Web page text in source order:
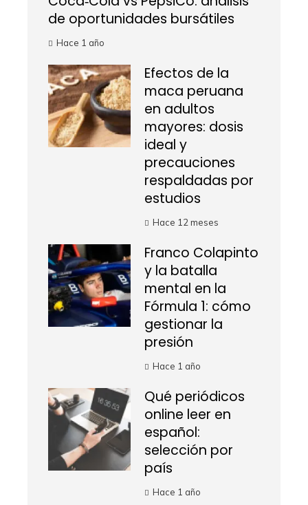
de oportunidades bursátiles
Hace 1 año
Efectos de la
maca peruana
en adultos
mayores: dosis
ideal y
precauciones
respaldadas por
estudios
Hace 12 meses
Franco Colapinto
y la batalla
mental en la
Fórmula 1: cómo
gestionar la
presión
Hace 1 año
Qué periódicos
online leer en
español:
selección por
país
Hace 1 año